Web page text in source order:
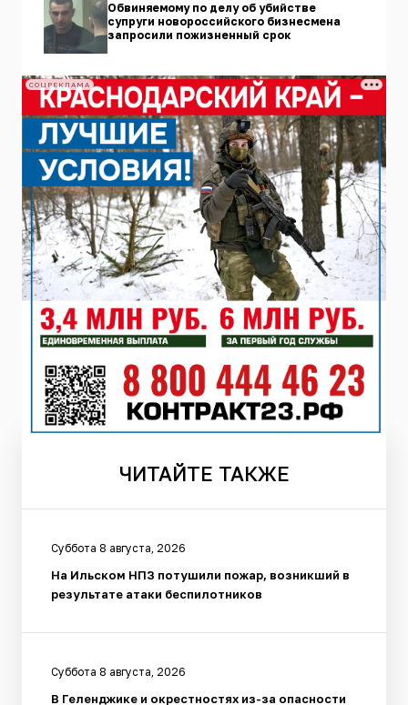
Обвиняемому по делу об убийстве
супруги новороссийского бизнесмена
запросили пожизненный срок
СОЦРЕКЛАМА
ЧИТАЙТЕ ТАКЖЕ
Суббота 8 августа, 2026
На Ильском НПЗ потушили пожар, возникший в
результате атаки беспилотников
Суббота 8 августа, 2026
В Геленджике и окрестностях из-за опасности